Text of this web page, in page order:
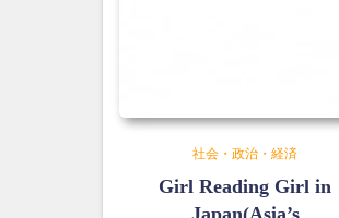
社会・政治・経済
Girl Reading Girl in
Japan(Asia’s